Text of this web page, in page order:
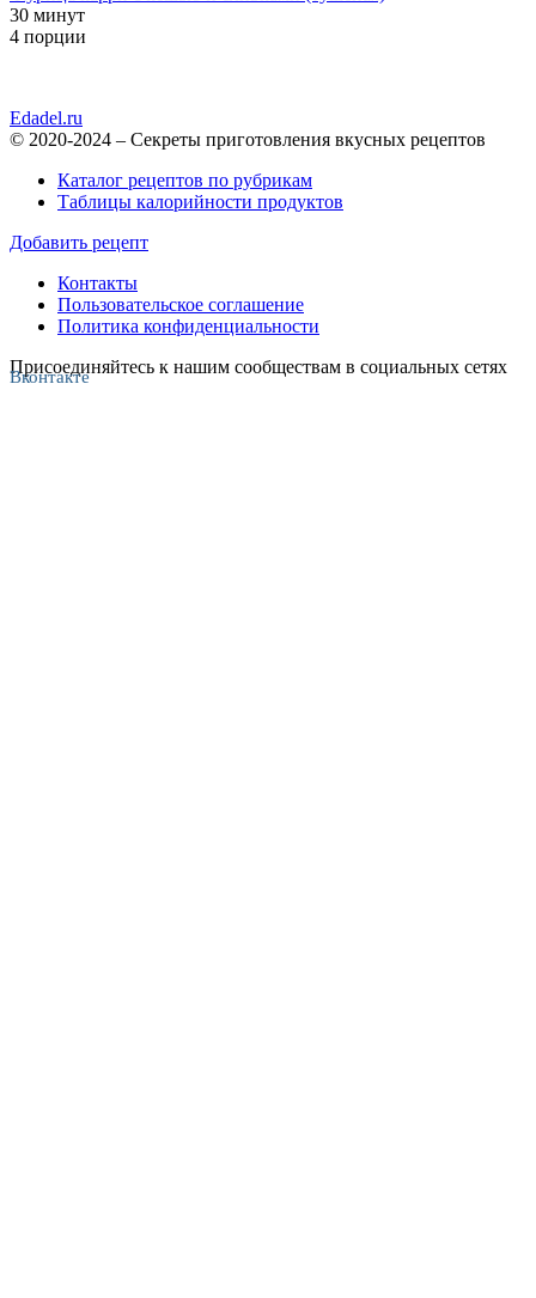
30 минут
4 порции
Edadel.ru
© 2020-2024 – Секреты приготовления вкусных рецептов
Каталог рецептов по рубрикам
Таблицы калорийности продуктов
Добавить рецепт
Контакты
Пользовательское соглашение
Политика конфиденциальности
Присоединяйтесь к нашим сообществам в социальных сетях
Вконтакте